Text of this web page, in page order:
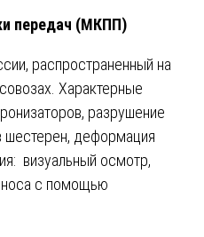
передач (МКПП)
распространенный на
Характерные
разрушение
шестерен, деформация
визуальный осмотр,
с помощью